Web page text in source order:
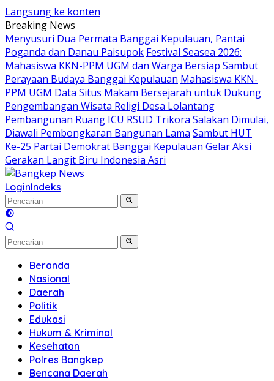
Langsung ke konten
Breaking News
Menyusuri Dua Permata Banggai Kepulauan, Pantai
Poganda dan Danau Paisupok Festival Seasea 2026:
Mahasiswa KKN-PPM UGM dan Warga Bersiap Sambut
Perayaan Budaya Banggai Kepulauan Mahasiswa KKN-
PPM UGM Data Situs Makam Bersejarah untuk Dukung
Pengembangan Wisata Religi Desa Lolantang
Pembangunan Ruang ICU RSUD Trikora Salakan Dimulai,
Diawali Pembongkaran Bangunan Lama Sambut HUT
Ke-25 Partai Demokrat Banggai Kepulauan Gelar Aksi
Gerakan Langit Biru Indonesia Asri
LoginIndeks
Beranda
Nasional
Daerah
Politik
Edukasi
Hukum & Kriminal
Kesehatan
Polres Bangkep
Bencana Daerah